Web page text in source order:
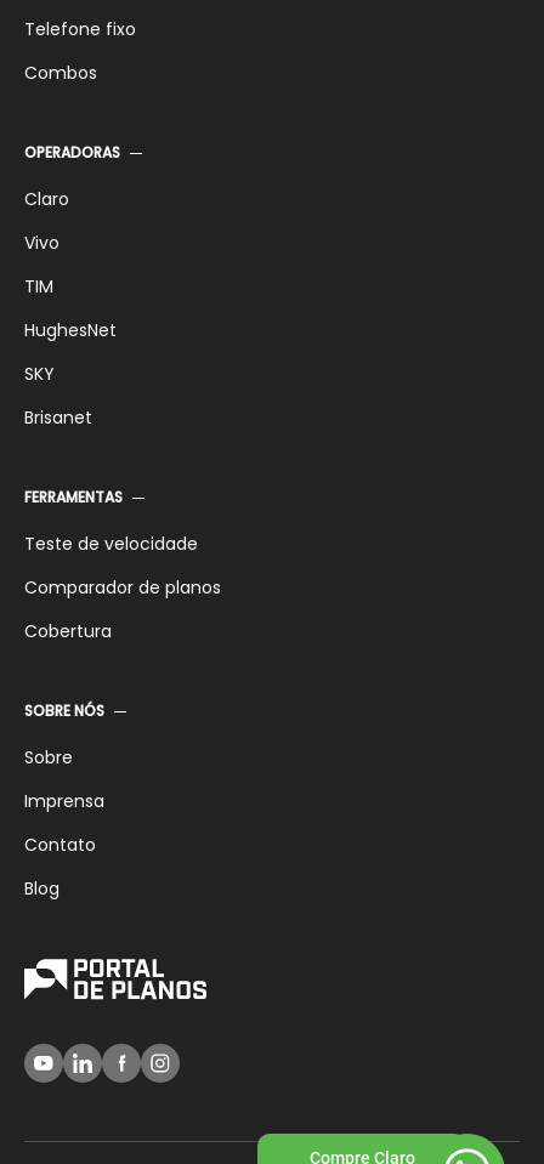
Telefone fixo
Combos
OPERADORAS
Claro
Vivo
TIM
HughesNet
SKY
Brisanet
FERRAMENTAS
Teste de velocidade
Comparador de planos
Cobertura
SOBRE NÓS
Sobre
Imprensa
Contato
Blog
Compre Claro